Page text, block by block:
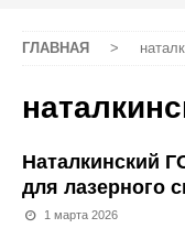
ГЛАВНАЯ >
Наталкинский
для лазерного
1 марта 2026